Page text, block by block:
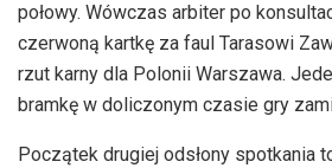
połowy. Wówczas arbiter po
czerwoną kartkę za faul Tarasowi
rzut karny dla Polonii Warszawa.
bramkę w doliczonym czasie gry
Początek drugiej odsłony spotkania